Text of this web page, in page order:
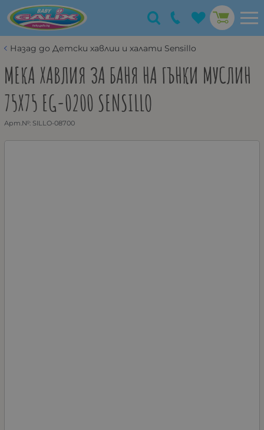
Назад до Детски хавлии и халати Sensillo
МЕКА ХАВЛИЯ ЗА БАНЯ НА ГЪНКИ МУСЛИН
75X75 EG-0200 SENSILLO
Арт.№: SILLO-08700